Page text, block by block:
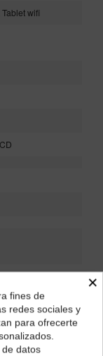
wifi
pedido?
precios e
×
fines de
redes sociales y
para ofrecerte
datos